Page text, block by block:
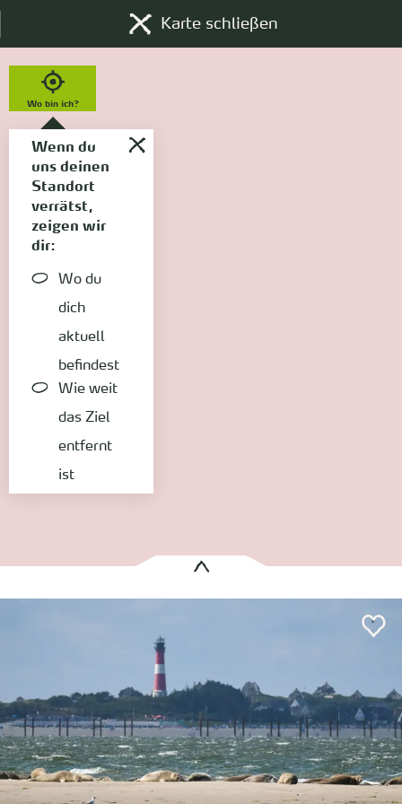
Karte schließen
Wo bin ich?
Wenn du
uns deinen
Standort
verrätst,
zeigen wir
dir:
Wo du
dich
aktuell
befindest
Wie weit
das Ziel
entfernt
ist
Wattwanderung
Große naturkundliche Wattwanderung zum Hörnumtief und den Seehundsbänken
Entfernung anzeigen